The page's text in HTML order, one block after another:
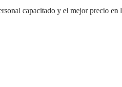
capacitado y el mejor precio en